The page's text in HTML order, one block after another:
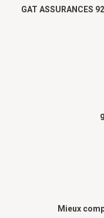
GAT ASSURANCES
Mieux